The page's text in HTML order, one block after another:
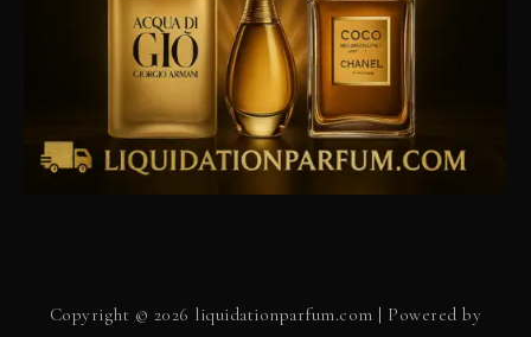
Copyright © 2026 liquidationparfum.com | Powered by